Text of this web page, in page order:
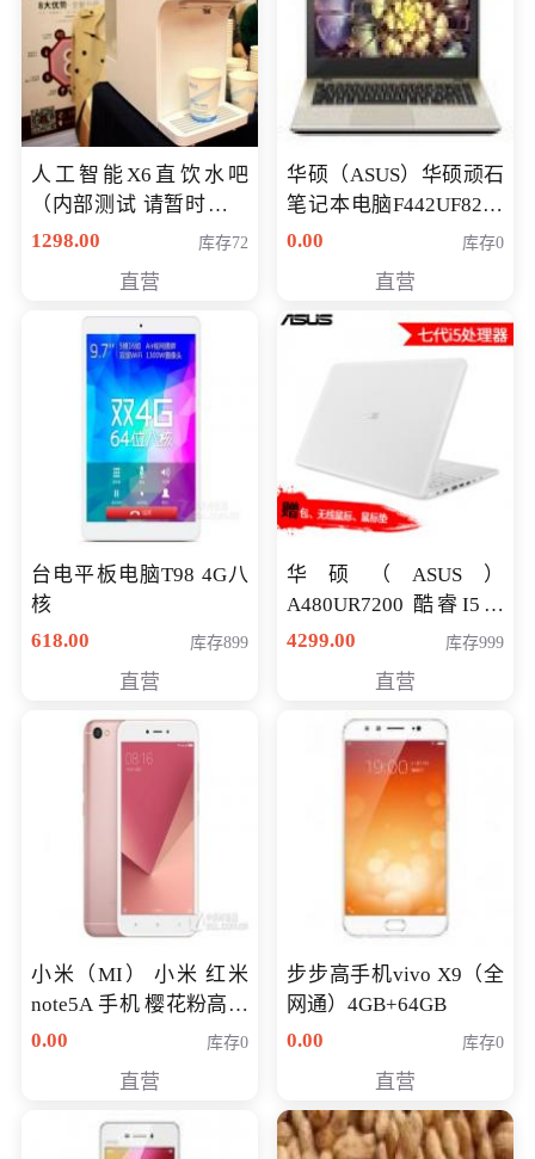
人工智能X6直饮水吧
（内部测试 请暂时不要
购买）
1298.00 库存72
直营
华硕（ASUS）华硕顽石
笔记本电脑F442UF8250
八代独显轻薄办公商务
0.00 库存0
直营
台电平板电脑T98 4G八
核
618.00
库存899
直营
华硕（ASUS）
A480UR7200 酷睿I5超
薄学生办公游戏独显笔
NV930-2G独
4299.00 库存999
直营
小米（MI） 小米 红米
note5A 手机 樱花粉高配
版 全网通(3G+32G)
0.00 库存0
直营
步步高手机vivo X9（全
网通）4GB+64GB
0.00
库存0
直营